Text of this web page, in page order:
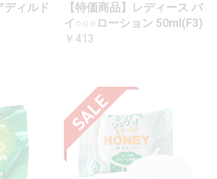
ディルド
【特価商品】レディース バ
イ○○○ローション 50ml(F3)
￥413